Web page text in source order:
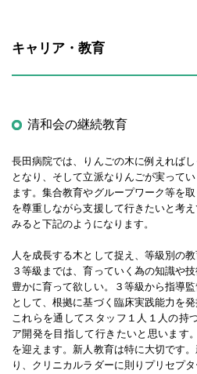
キャリア・教育
清和会の継続教育
長田病院では、りんごの木に例えれば
となり、そして立派なりんごが実って
ます。集合教育やグループワーク等を
を尊重しながら支援して行きたいと考
みると下記のようになります。
人を成長する木として捉え、等級別の
３等級までは、育っていく為の知識や
豊かに育って欲しい。３等級から指導
として、根拠に基づく臨床実践能力を
これらを通してスタッフ１人１人の持
ア開発を目指して行きたいと思います
を迎えます。新人教育は特に大切です
り、クリニカルラダーに則りプリセプ